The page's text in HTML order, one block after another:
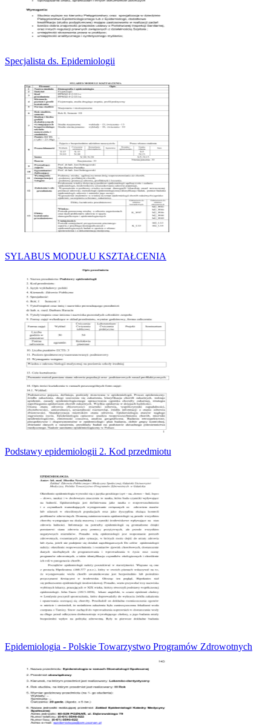
Specjalista ds. Epidemiologii
SYLABUS MODUŁU KSZTAŁCENIA
Podstawy epidemiologii 2. Kod przedmiotu
Epidemiologia - Polskie Towarzystwo Programów Zdrowotnych